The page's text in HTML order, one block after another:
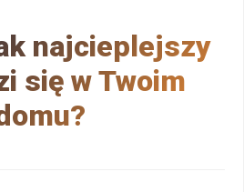
najcieplejszy
się w Twoim